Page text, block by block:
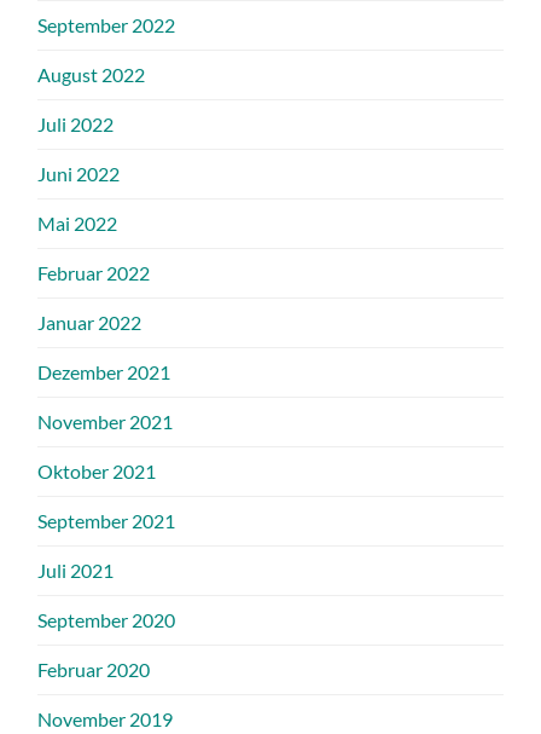
September 2022
August 2022
Juli 2022
Juni 2022
Mai 2022
Februar 2022
Januar 2022
Dezember 2021
November 2021
Oktober 2021
September 2021
Juli 2021
September 2020
Februar 2020
November 2019